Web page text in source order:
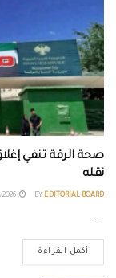
صحة الرقة تنفي
نقله
BY EDITORIAL BOARD
...
أكمل القراءة